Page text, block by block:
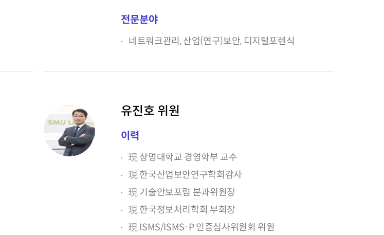
전문분야
네트워크관리, 산업(연구)보안, 디지털포렌식
유진호 위원
이력
現 상명대학교 경영학부 교수
現 한국산업보안연구학회감사
現 기술안보포럼 분과위원장
現 한국정보처리학회 부회장
現 ISMS/ISMS-P 인증심사위원회 위원